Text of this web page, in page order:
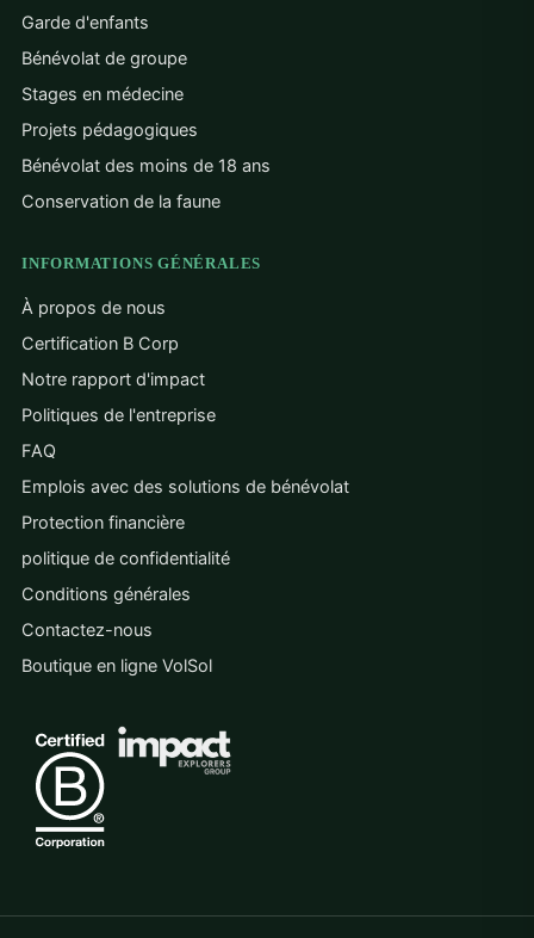
Garde d'enfants
Bénévolat de groupe
Stages en médecine
Projets pédagogiques
Bénévolat des moins de 18 ans
Conservation de la faune
INFORMATIONS GÉNÉRALES
À propos de nous
Certification B Corp
Notre rapport d'impact
Politiques de l'entreprise
FAQ
Emplois avec des solutions de bénévolat
Protection financière
politique de confidentialité
Conditions générales
Contactez-nous
Boutique en ligne VolSol